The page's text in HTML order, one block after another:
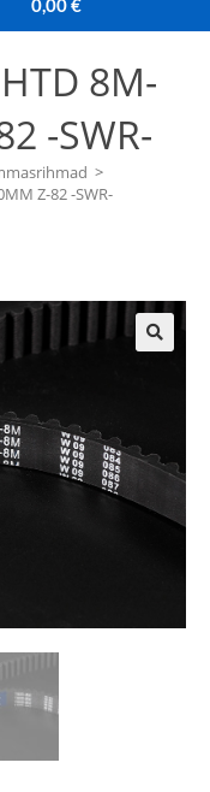
0,00€
8M-
-SWR-
>
Z-82 -SWR-